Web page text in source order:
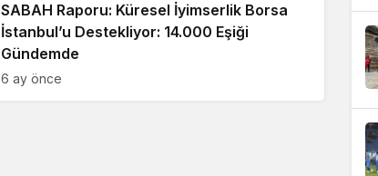
SABAH Raporu: Küresel İyimserlik Borsa
İstanbul’u Destekliyor: 14.000 Eşiği
Gündemde
6 ay önce